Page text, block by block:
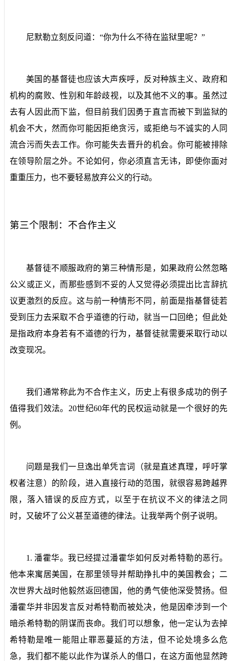
尼默勒立刻反问道：“你为什么不待在监狱里呢？”
美国的基督徒也应该大声疾呼，反对种族主义、政府和
机构的腐败、性别和年龄歧视，以及其他不义的事。虽然过
去有人因此而下监，但目前我们因勇于直言而被下到监狱的
机会不大，然而你可能因拒绝贪污，或拒绝与不诚实的人同
流合污而失去工作。你可能失去晋升的机会。你可能被排除
在领导阶层之外。不论如何，你必须直言无讳，即使你面对
重重压力，也不要轻易放弃公义的行动。
第三个限制：不合作主义
基督徒不顺服政府的第三种情形是，如果政府公然忽略
公义或正义，而那些感到不妥的人又觉得必须提出比言辞抗
议更激烈的反应。这与前一种情形不同，前面是指基督徒若
受到压力去采取不合乎道德的行动，就当一口回绝；但此处
是指政府本身若有不道德的行为，基督徒就需要采取行动以
改变现况。
我们通常称此为不合作主义，历史上有很多成功的例子
值得我们效法。 20世纪60年代的民权运动就是一个很好的先
例。
问题是我们一旦逸出单凭言词（就是直述真理，呼吁掌
权者注意）的阶段，进入直接行动的范围，就很容易跨越界
限，落入错误的反应方式，以至于在抗议不义的律法之同
时，又破坏了公义甚至道德的律法。让我举两个例子说明。
1. 潘霍华。我已经提过潘霍华如何反对希特勒的恶行。
他本来寓居美国，在那里领导并帮助挣扎中的美国教会；二
次世界大战时他毅然返回德国，他的勇气使他深受赞扬。但
潘霍华并非因发言反对希特勒而被处决，他是因牵涉到一个
暗杀希特勒的阴谋而丧命。我们可以想象，他一定认为去掉
希特勒是唯一能阻止罪恶蔓延的方法，但不论处境多么危
急，我们都不能以此作为谋杀人的借口，在这方面他显然跨